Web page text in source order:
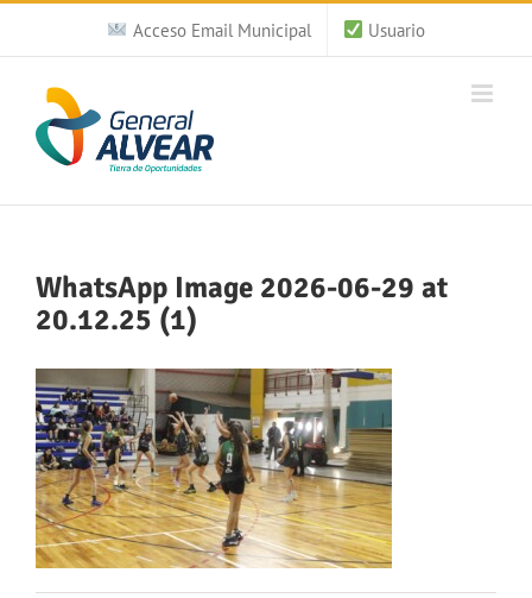
Saltar
contenido
Acceso Email Municipal Usuario
WhatsApp Image 2026-06-29 at
20.12.25 (1)